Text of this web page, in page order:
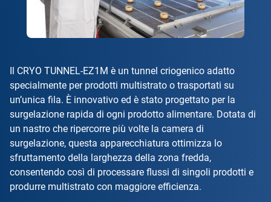
Il CRYO TUNNEL-EZ1M è un tunnel criogenico adatto
specialmente per prodotti multistrato o trasportati su
un’unica fila. È innovativo ed è stato progettato per la
surgelazione rapida di ogni prodotto alimentare. Dotata di
un nastro che ripercorre più volte la camera di
surgelazione, questa apparecchiatura ottimizza lo
sfruttamento della larghezza della zona fredda,
consentendo così di processare flussi di singoli prodotti e
produrre multistrato con maggiore efficienza.